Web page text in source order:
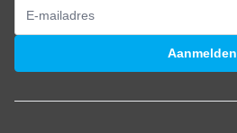
E-mailadres
Aanmelden